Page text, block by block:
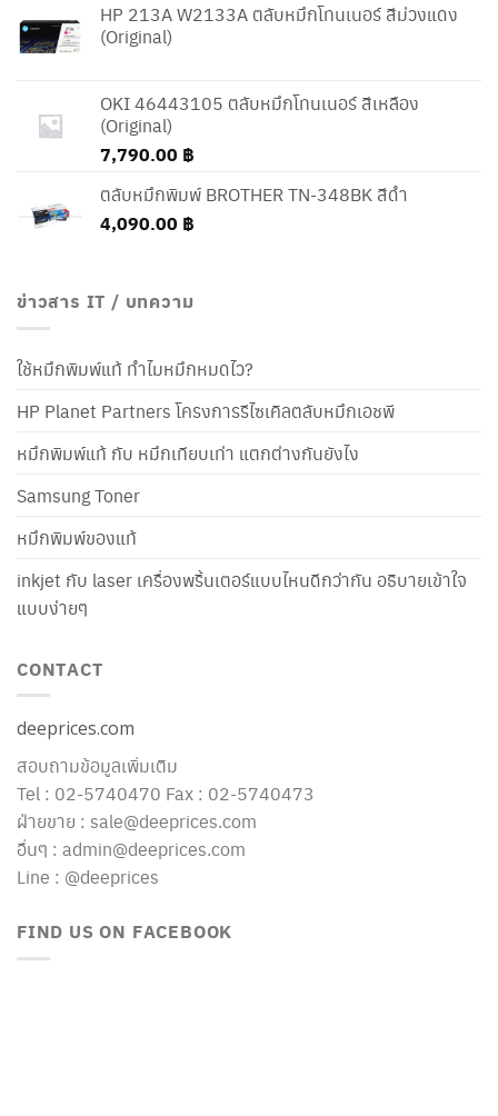
HP 213A W2133A ตลับหมึกโทนเนอร์ สีม่วงแดง
(Original)
OKI 46443105 ตลับหมึกโทนเนอร์ สีเหลือง
(Original)
7,790.00 ฿
ตลับหมึกพิมพ์ BROTHER TN-348BK สีดำ
4,090.00 ฿
ข่าวสาร IT / บทความ
ใช้หมึกพิมพ์แท้ ทำไมหมึกหมดไว?
HP Planet Partners โครงการรีไซเคิลตลับหมึกเอชพี
หมึกพิมพ์แท้ กับ หมึกเทียบเท่า แตกต่างกันยังไง
Samsung Toner
หมึกพิมพ์ของแท้
inkjet กับ laser เครื่องพริ้นเตอร์แบบไหนดีกว่ากัน อธิบายเข้าใจ
แบบง่ายๆ
CONTACT
deeprices.com
สอบถามข้อมูลเพิ่มเติม
Tel : 02-5740470 Fax : 02-5740473
ฝ่ายขาย : sale@deeprices.com
อื่นๆ : admin@deeprices.com
Line : @deeprices
FIND US ON FACEBOOK